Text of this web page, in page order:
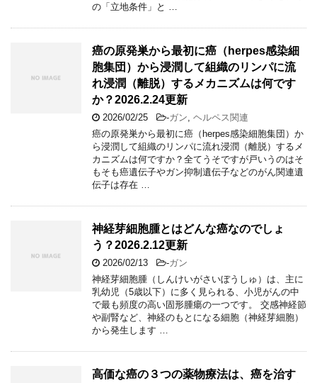
の「立地条件」と …
癌の原発巣から最初に癌（herpes感染細
胞集団）から浸潤して組織のリンパに流
れ浸潤（離脱）するメカニズムは何です
か？2026.2.24更新
2026/02/25 -ガン ヘルペス関連
癌の原発巣から最初に癌（herpes感染細胞集団）か
ら浸潤して組織のリンパに流れ浸潤（離脱）するメ
カニズムは何ですか？全てうそですが戸いうのはそ
もそも癌遺伝子やガン抑制遺伝子などのがん関連遺
伝子は存在 …
神経芽細胞腫とはどんな癌なのでしょ
う？2026.2.12更新
2026/02/13 -ガン
神経芽細胞腫（しんけいがさいぼうしゅ）は、主に
乳幼児（5歳以下）に多く見られる、小児がんの中
で最も頻度の高い固形腫瘍の一つです。 交感神経節
や副腎など、神経のもとになる細胞（神経芽細胞）
から発生します …
高価な癌の３つの薬物療法は、癌を治す